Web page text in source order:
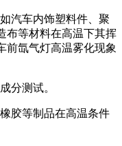
汽车内饰塑料件、聚
布等材料在高温下其挥
前氙气灯高温雾化现象
分测试。
胶等制品在高温条件